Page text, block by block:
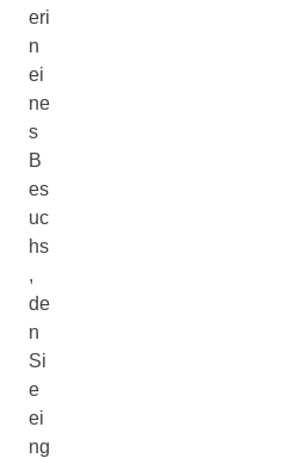
eri
n
ei
ne
s
B
es
uc
hs
,
de
n
Si
e
ei
ng